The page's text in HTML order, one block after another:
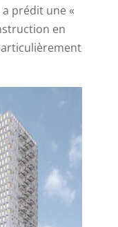
prédit une «
en